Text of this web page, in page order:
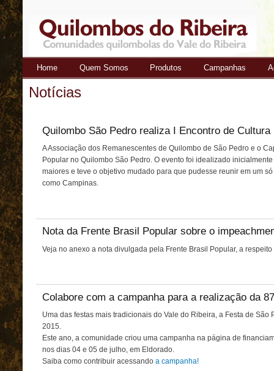
Quilombos
do Ribeira
Home Quem Somos Produtos Campanhas
Notícias
Quilombo São Pedro realiza I Encontro de Cultura
A Associação dos Remanescentes de Quilombo de São Pedro e o
Popular no Quilombo São Pedro. O evento foi idealizado
maiores e teve o objetivo mudado para que pudesse reunir em um
como Campinas.
Nota da Frente Brasil Popular sobre o
Veja no anexo a nota divulgada pela Frente Brasil Popular, a
Colabore com a campanha para a realização da
Uma das festas mais tradicionais do Vale do Ribeira, a Festa de
2015.
Este ano, a comunidade criou uma campanha na página de
nos dias 04 e 05 de julho, em Eldorado.
Saiba como contribuir acessando a campanha!